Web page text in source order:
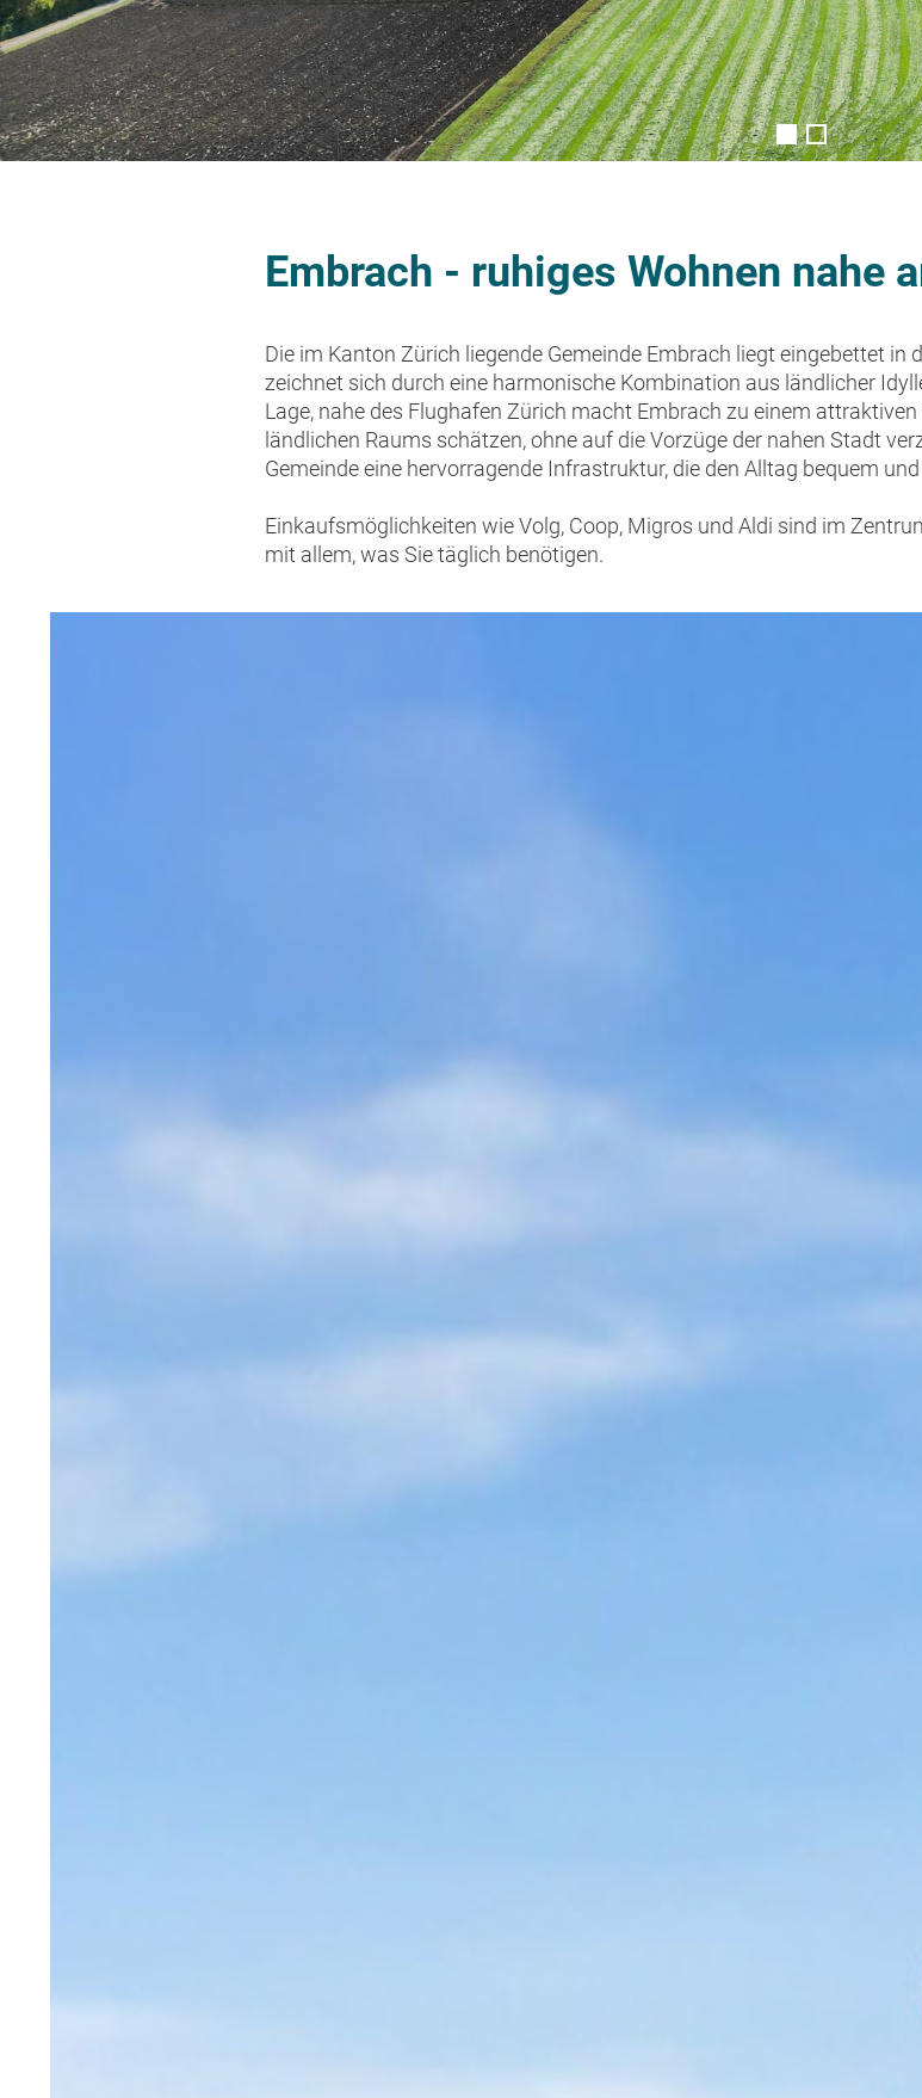
Embrach - ruhiges Wohnen nahe
Die im Kanton Zürich liegende Gemeinde Embrach liegt eingebettet in
zeichnet sich durch eine harmonische Kombination aus ländlicher
Lage, nahe des Flughafen Zürich macht Embrach zu einem attraktiven
ländlichen Raums schätzen, ohne auf die Vorzüge der nahen Stadt
Gemeinde eine hervorragende Infrastruktur, die den Alltag bequem
Einkaufsmöglichkeiten wie Volg, Coop, Migros und Aldi sind im
mit allem, was Sie täglich benötigen.